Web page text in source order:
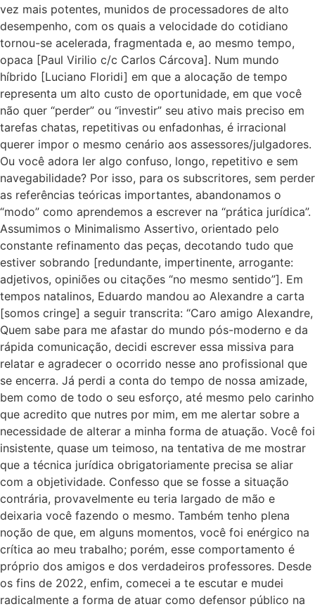
vez mais potentes, munidos de processadores de alto
desempenho, com os quais a velocidade do cotidiano
tornou-se acelerada, fragmentada e, ao mesmo tempo,
opaca [Paul Virilio c/c Carlos Cárcova]. Num mundo
híbrido [Luciano Floridi] em que a alocação de tempo
representa um alto custo de oportunidade, em que você
não quer “perder” ou “investir” seu ativo mais preciso em
tarefas chatas, repetitivas ou enfadonhas, é irracional
querer impor o mesmo cenário aos assessores/julgadores.
Ou você adora ler algo confuso, longo, repetitivo e sem
navegabilidade? Por isso, para os subscritores, sem perder
as referências teóricas importantes, abandonamos o
“modo” como aprendemos a escrever na “prática jurídica”.
Assumimos o Minimalismo Assertivo, orientado pelo
constante refinamento das peças, decotando tudo que
estiver sobrando [redundante, impertinente, arrogante:
adjetivos, opiniões ou citações “no mesmo sentido”]. Em
tempos natalinos, Eduardo mandou ao Alexandre a carta
[somos cringe] a seguir transcrita: “Caro amigo Alexandre,
Quem sabe para me afastar do mundo pós-moderno e da
rápida comunicação, decidi escrever essa missiva para
relatar e agradecer o ocorrido nesse ano profissional que
se encerra. Já perdi a conta do tempo de nossa amizade,
bem como de todo o seu esforço, até mesmo pelo carinho
que acredito que nutres por mim, em me alertar sobre a
necessidade de alterar a minha forma de atuação. Você foi
insistente, quase um teimoso, na tentativa de me mostrar
que a técnica jurídica obrigatoriamente precisa se aliar
com a objetividade. Confesso que se fosse a situação
contrária, provavelmente eu teria largado de mão e
deixaria você fazendo o mesmo. Também tenho plena
noção de que, em alguns momentos, você foi enérgico na
crítica ao meu trabalho; porém, esse comportamento é
próprio dos amigos e dos verdadeiros professores. Desde
os fins de 2022, enfim, comecei a te escutar e mudei
radicalmente a forma de atuar como defensor público na